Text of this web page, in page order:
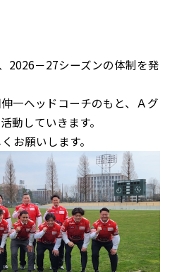
2026－27シーズンの体制を発
一ヘッドコーチのもと、Ａグ
動していきます。
お願いします。